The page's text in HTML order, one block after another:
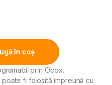
în coș
prin Obox.
fi folosită împreună cu